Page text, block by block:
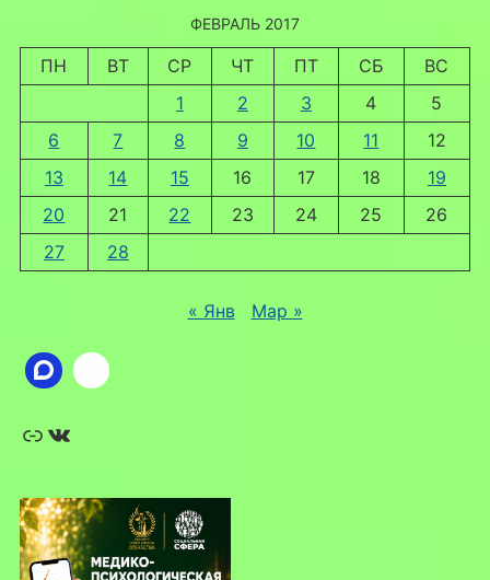
ФЕВРАЛЬ 2017
ПН ВТ СР ЧТ ПТ СБ
ВС
1
2 3 4
5
6
7 8 9 10 11
12
13
14 15 16 17 18
19
20
21 22 23 24 25
26
27
28
« Янв Мар »
Ссылка